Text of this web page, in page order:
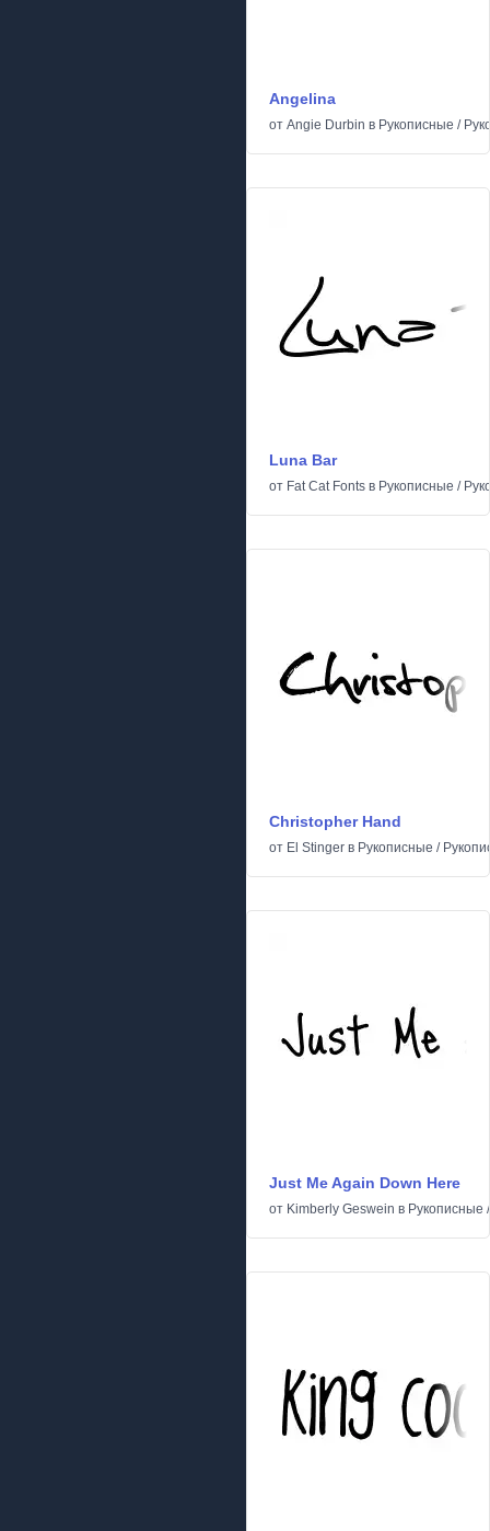
Angelina
от Angie Durbin в Рукописные /
Luna Bar
от Fat Cat Fonts в Рукописные /
Christopher Hand
от El Stinger в Рукописные /
Just Me Again Down Here
от Kimberly Geswein в Рукописные